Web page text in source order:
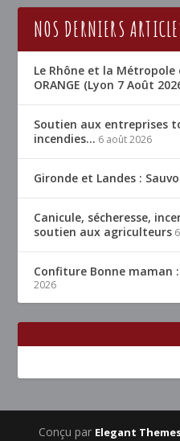
NOS DERNIERS
Le Rhône et la Métropole
ORANGE (Lyon 7 Août
Soutien aux entreprises
incendies… 6 août 2026
Gironde et Landes :
Canicule, sécheresse,
soutien aux agriculteurs
Confiture Bonne maman
2026
Conçu par Elegant